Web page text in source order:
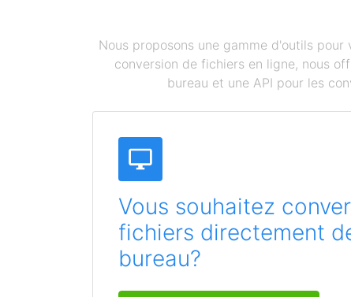
Nous proposons une gamme d'outils
conversion de fichiers en ligne, nous
bureau et une API pour les
Vous souhaitez
fichiers directement
bureau?